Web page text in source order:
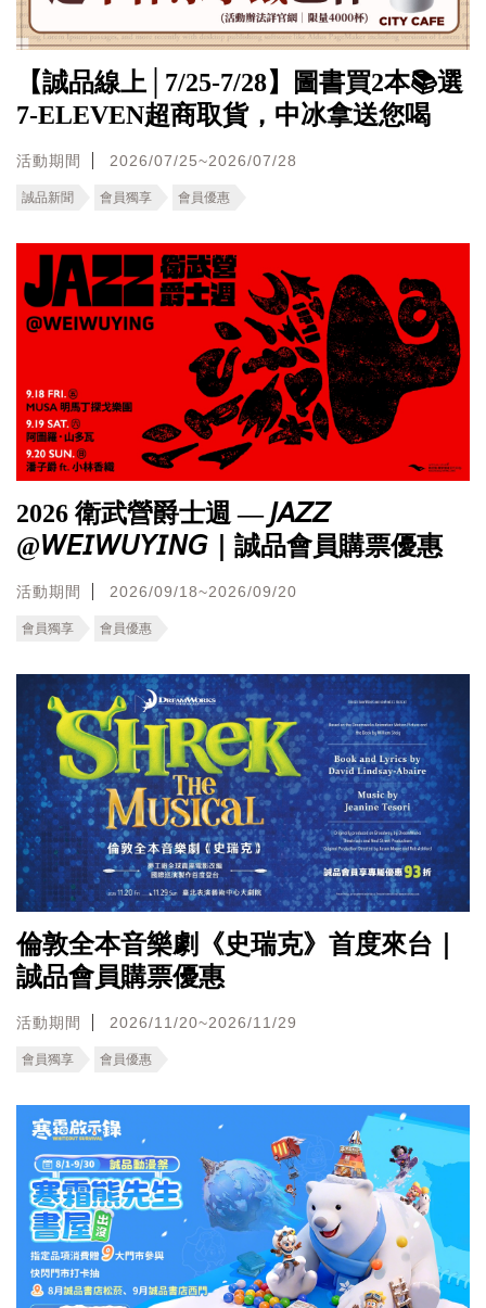
【誠品線上│7/25-7/28】圖書買2本📚選
7-ELEVEN超商取貨，中冰拿送您喝
活動期間 2026/07/25~2026/07/28
誠品新聞 會員獨享 會員優惠
2026 衛武營爵士週 — 𝘑𝘈𝘡𝘡
@𝘞𝘌𝘐𝘞𝘜𝘠𝘐𝘕𝘎｜誠品會員購票優惠
活動期間 2026/09/18~2026/09/20
會員獨享 會員優惠
倫敦全本音樂劇《史瑞克》首度來台｜
誠品會員購票優惠
活動期間 2026/11/20~2026/11/29
會員獨享 會員優惠